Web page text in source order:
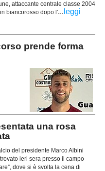
attaccante centrale classe 2004
biancorosso dopo l'... leggi
prende forma
una rosa
del presidente Marco Albini
ieri sera presso il campo
dove si è svolta la cena di